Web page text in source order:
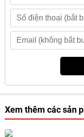
Xem thêm các sản